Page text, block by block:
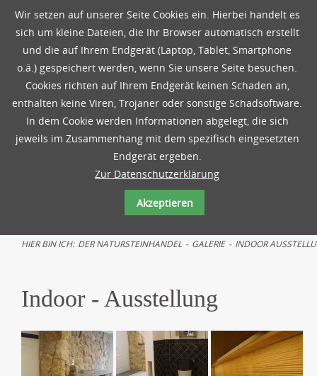
HIER BIN ICH: DER NATURSTEINHANDEL - GALERIE - INDOOR
Indoor - Ausstellung
Wir setzen auf unserer Seite Cookies ein. Hierbei handelt es
sich um kleine Dateien, die Ihr Browser automatisch erstellt
und die auf Ihrem Endgerät (Laptop, Tablet, Smartphone
o.ä.) gespeichert werden, wenn Sie unsere Seite besuchen.
Cookies richten auf Ihrem Endgerät keinen Schaden an,
enthalten keine Viren, Trojaner oder sonstige Schadsoftware.
In dem Cookie werden Informationen abgelegt, die sich
jeweils im Zusammenhang mit dem spezifisch eingesetzten
Endgerät ergeben.
Zur Datenschutzerklärung
Akzeptieren